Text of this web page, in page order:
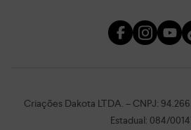
Criações Dakota LTDA. – CNPJ:
Estadual: 084/